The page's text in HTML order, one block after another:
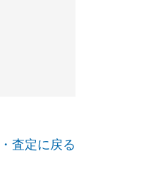
査定に戻る